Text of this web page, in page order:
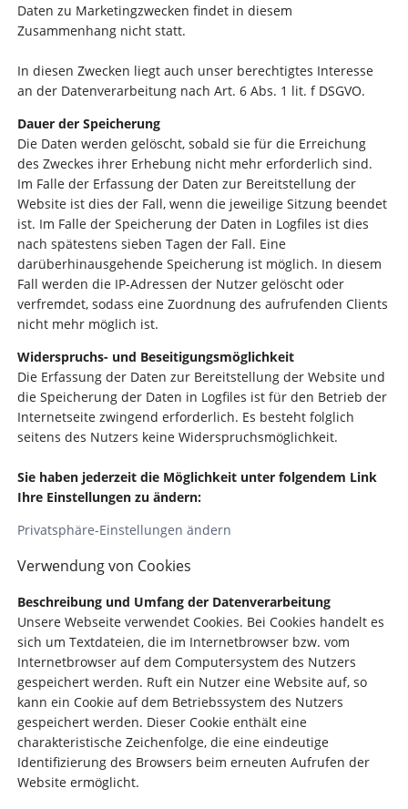
Daten zu Marketingzwecken findet in diesem
Zusammenhang nicht statt.
In diesen Zwecken liegt auch unser berechtigtes Interesse
an der Datenverarbeitung nach Art. 6 Abs. 1 lit. f DSGVO.
Dauer der Speicherung
Die Daten werden gelöscht, sobald sie für die Erreichung
des Zweckes ihrer Erhebung nicht mehr erforderlich sind.
Im Falle der Erfassung der Daten zur Bereitstellung der
Website ist dies der Fall, wenn die jeweilige Sitzung beendet
ist. Im Falle der Speicherung der Daten in Logfiles ist dies
nach spätestens sieben Tagen der Fall. Eine
darüberhinausgehende Speicherung ist möglich. In diesem
Fall werden die IP-Adressen der Nutzer gelöscht oder
verfremdet, sodass eine Zuordnung des aufrufenden Clients
nicht mehr möglich ist.
Widerspruchs- und Beseitigungsmöglichkeit
Die Erfassung der Daten zur Bereitstellung der Website und
die Speicherung der Daten in Logfiles ist für den Betrieb der
Internetseite zwingend erforderlich. Es besteht folglich
seitens des Nutzers keine Widerspruchsmöglichkeit.
Sie haben jederzeit die Möglichkeit unter folgendem Link
Ihre Einstellungen zu ändern:
Privatsphäre-Einstellungen ändern
Verwendung von Cookies
Beschreibung und Umfang der Datenverarbeitung
Unsere Webseite verwendet Cookies. Bei Cookies handelt es
sich um Textdateien, die im Internetbrowser bzw. vom
Internetbrowser auf dem Computersystem des Nutzers
gespeichert werden. Ruft ein Nutzer eine Website auf, so
kann ein Cookie auf dem Betriebssystem des Nutzers
gespeichert werden. Dieser Cookie enthält eine
charakteristische Zeichenfolge, die eine eindeutige
Identifizierung des Browsers beim erneuten Aufrufen der
Website ermöglicht.